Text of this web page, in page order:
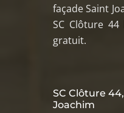
façade Saint
SC Clôture
gratuit.
SC Clôture
Joachim